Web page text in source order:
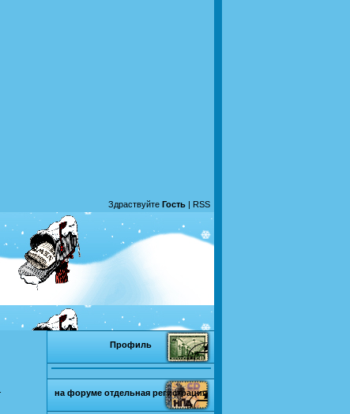
Здраствуйте Гость | RSS
Профиль
на форуме отдельная регистрация